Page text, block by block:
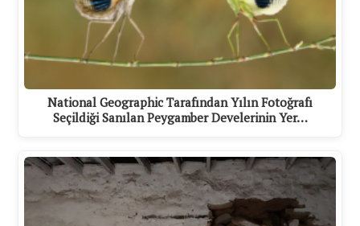
National Geographic Tarafından Yılın Fotoğrafı
Seçildiği Sanılan Peygamber Develerinin Yer…